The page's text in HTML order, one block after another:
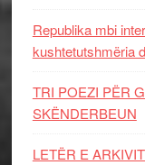
Republika mbi
kushtetutshmëria
TRI POEZI PËR
SKËNDERBEUN
LETËR E